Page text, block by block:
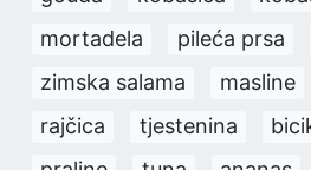
mortadela
pileća prsa
zimska salama
masline
rajčica
tjestenina